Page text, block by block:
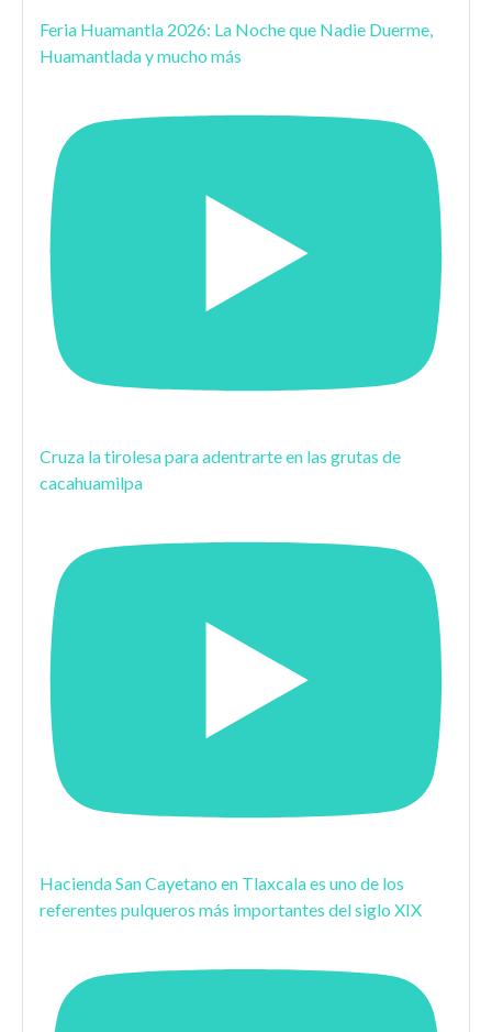
Feria Huamantla 2026: La Noche que Nadie Duerme,
Huamantlada y mucho más
Cruza la tirolesa para adentrarte en las grutas de
cacahuamilpa
Hacienda San Cayetano en Tlaxcala es uno de los
referentes pulqueros más importantes del siglo XIX